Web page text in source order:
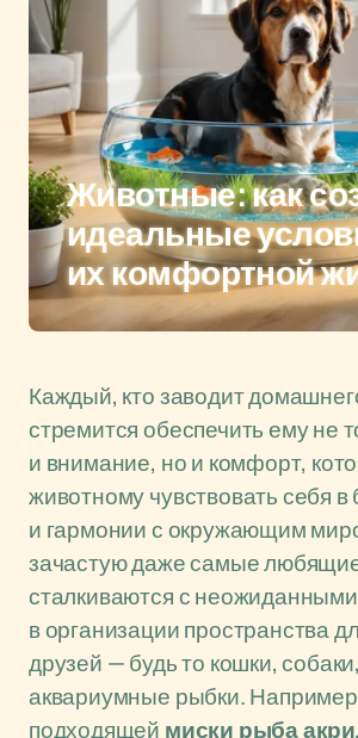
Животные: как
идеальные
их комфортной
Каждый, кто заводит
стремится обеспечить ему не
и внимание, но и комфорт,
животному чувствовать себя в
и гармонии с окружающим
зачастую даже самые
сталкиваются с
в организации пространства
друзей — будь то кошки,
аквариумные рыбки.
подходящей миски рыба